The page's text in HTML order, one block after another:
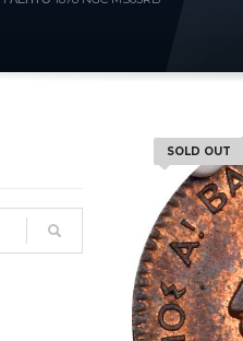
SOLD OUT